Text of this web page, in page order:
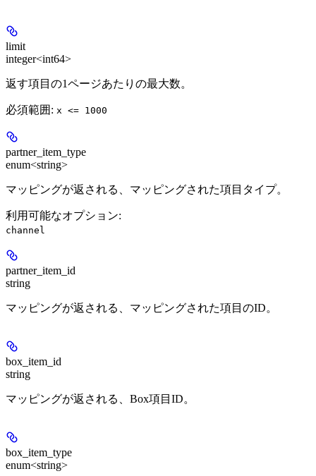
limit
integer<int64>
返す項目の1ページあたりの最大数。
必須範囲 : x <= 1000
partner_item_type
enum<string>
マッピングが返される、マッピングされた項目タイプ。
利用可能なオプション:
channel
partner_item_id
string
マッピングが返される、マッピングされた項目のID。
box_item_id
string
マッピングが返される、Box項目ID。
box_item_type
enum<string>